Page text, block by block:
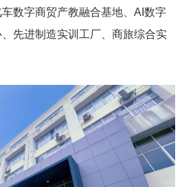
数字商贸产教融合基地、AI数字
先进制造实训工厂、商旅综合实